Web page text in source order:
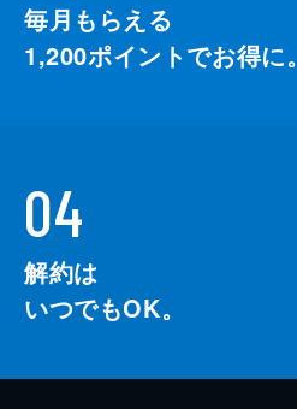
毎月もらえる
1,200ポイントでお得に。
04
解約は
いつでもOK。